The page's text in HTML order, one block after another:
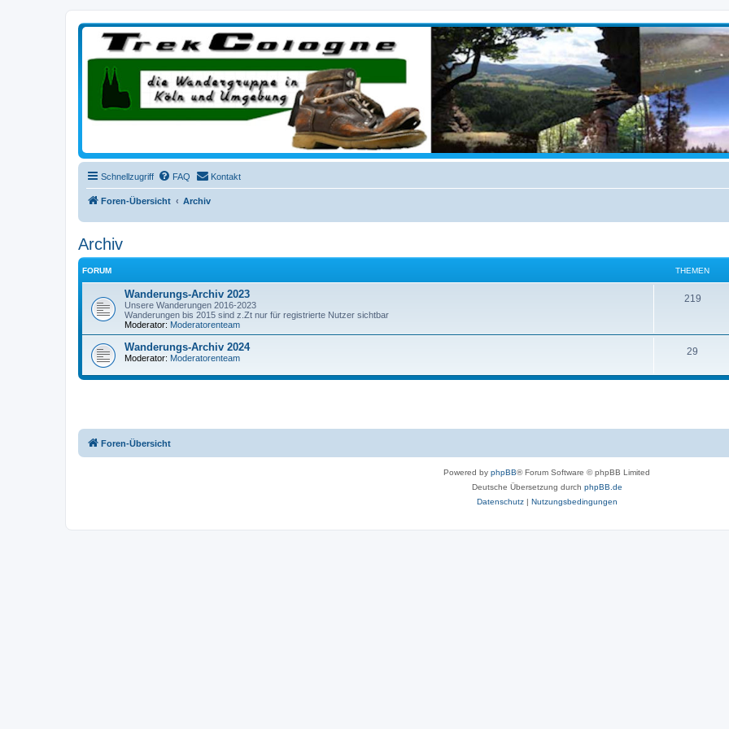
trekcologne.de
Wanderungen rund um Köln
Schnellzugriff FAQ Kontakt
Foren-Übersicht Archiv
Archiv
FORUM THEMEN
Wanderungs-Archiv 2023
Unsere Wanderungen 2016-2023
Wanderungen bis 2015 sind z.Zt nur für registrierte Nutzer sichtbar
Moderator: Moderatorenteam
219
Wanderungs-Archiv 2024
Moderator: Moderatorenteam
29
Foren-Übersicht
Powered by phpBB® Forum Software © phpBB Limited
Deutsche Übersetzung durch phpBB.de
Datenschutz| Nutzungsbedingungen